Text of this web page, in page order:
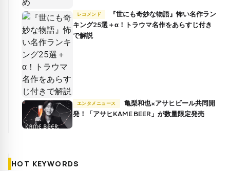
レコメンド
キング25選＋α！トラウマ名作をあらすじ付き
で解説
エンタメニュース
発！「アサヒKAME BEER」が数量限定発売
HOT KEYWORDS